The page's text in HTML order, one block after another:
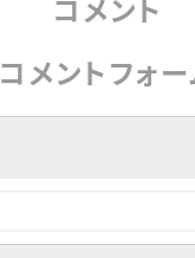
コメント
コメントフォー